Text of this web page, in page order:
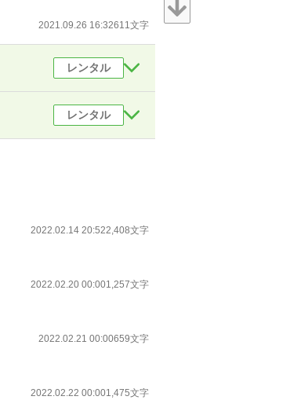
2021.09.26 16:32611文字
レンタル
レンタル
2022.02.14 20:522,408文字
2022.02.20 00:001,257文字
2022.02.21 00:00659文字
2022.02.22 00:001,475文字